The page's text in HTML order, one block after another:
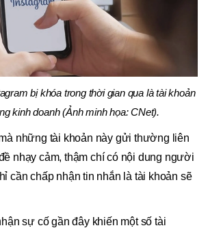
bị khóa trong thời gian qua là tài khoản
kinh doanh (Ảnh minh họa: CNet).
những tài khoản này gửi thường liên
nhạy cảm, thậm chí có nội dung người
cần chấp nhận tin nhắn là tài khoản sẽ
sự cố gần đây khiến một số tài